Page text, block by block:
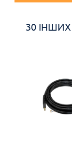
30 ІНШИХ